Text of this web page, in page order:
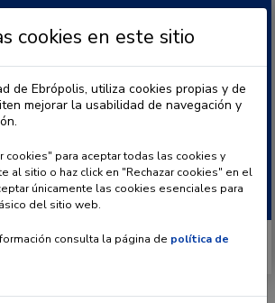
BLOG | CONTACTO
Buscar:
cookies en este sitio
de Ebrópolis, utiliza cookies propias y de
mejorar la usabilidad de navegación y
cookies" para aceptar todas las cookies y
al sitio o haz click en "Rechazar cookies" en el
únicamente las cookies esenciales para
del sitio web.
consulta la página de política de